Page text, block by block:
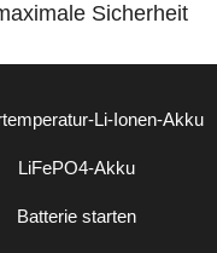
Sicherheit
Li-Ionen-Akku
LiFePO4-Akku
Batterie starten